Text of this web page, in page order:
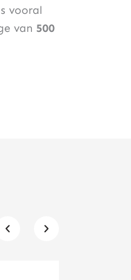
vooral
van 500